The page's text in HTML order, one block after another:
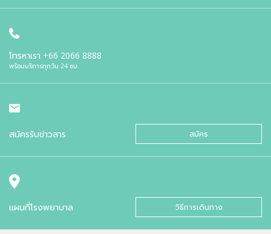
โทรหาเรา +66 2066 8888
พร้อมบริการทุกวัน 24 ชม.
สมัครรับข่าวสาร สมัคร
แผนที่โรงพยาบาล วิธีการเดินทาง